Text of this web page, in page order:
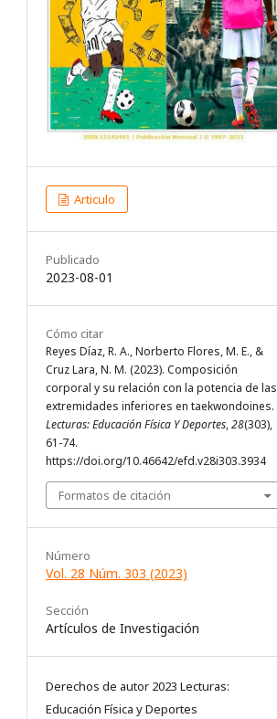
Articulo
Publicado
2023-08-01
Cómo citar
Reyes Díaz, R. A., Norberto Flores, M. E., &
Cruz Lara, N. M. (2023). Composición
corporal y su relación con la potencia de las
extremidades inferiores en taekwondoines.
Lecturas: Educación Física Y Deportes,28(303),
61-74.
https://doi.org/10.46642/efd.v28i303.3934
Formatos de citación
Número
Vol. 28 Núm. 303 (2023)
Sección
Artículos de Investigación
Derechos de autor 2023 Lecturas:
Educación Física y Deportes